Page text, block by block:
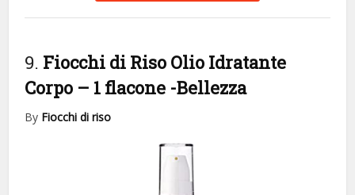
9. Fiocchi di Riso Olio Idratante
Corpo – 1 flacone -Bellezza
By Fiocchi di riso